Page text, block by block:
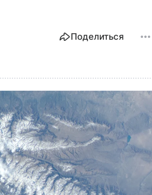
Поделиться